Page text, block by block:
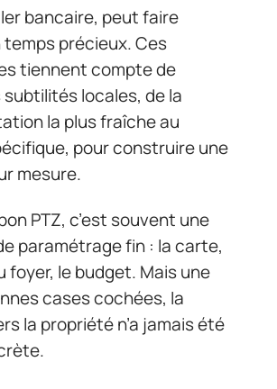
bancaire, peut faire
temps précieux. Ces
tiennent compte de
locales, de la
la plus fraîche au
pour construire une
mesure.
PTZ, c’est souvent une
paramétrage fin : la carte,
foyer, le budget. Mais une
cases cochées, la
la propriété n’a jamais été